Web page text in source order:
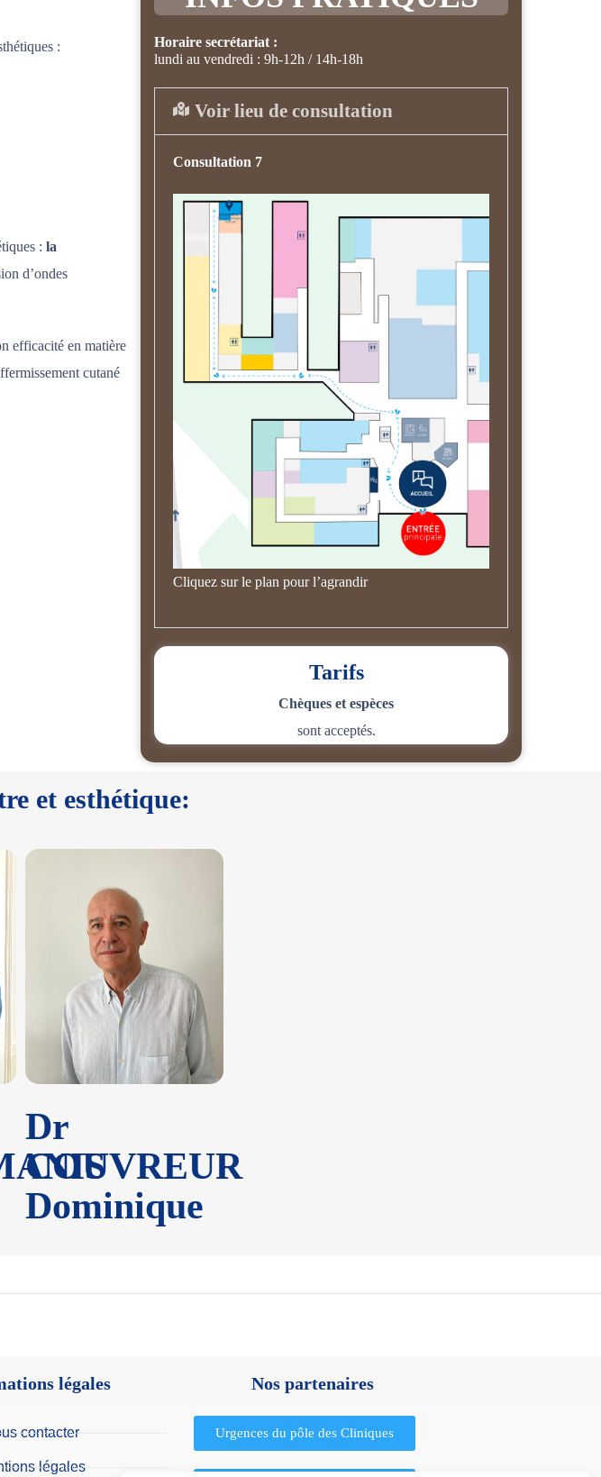
:
: la
d’ondes
efficacité en matière
cutané
Horaire secrétariat :
lundi au vendredi : 9h-12h / 14h-18h
Voir lieu de consultation
Consultation 7
Cliquez sur le plan pour l’agrandir
Tarifs
Chèques et espèces
sont acceptés.
et esthétique:
Dr
COUVREUR
Dominique
légales
contacter
légales
Nos partenaires
Urgences du pôle des Cliniques